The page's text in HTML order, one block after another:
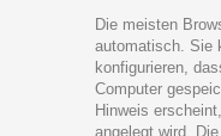
Die meisten
automatisch. Sie
konfigurieren,
Computer
Hinweis
angelegt wird.